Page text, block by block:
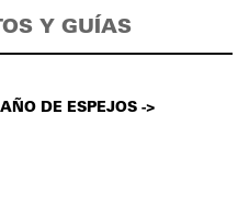
Y GUÍAS
DE ESPEJOS ->